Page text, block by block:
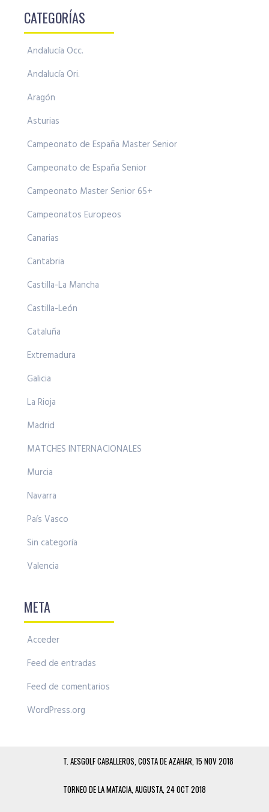
CATEGORÍAS
Andalucía Occ.
Andalucía Ori.
Aragón
Asturias
Campeonato de España Master Senior
Campeonato de España Senior
Campeonato Master Senior 65+
Campeonatos Europeos
Canarias
Cantabria
Castilla-La Mancha
Castilla-León
Cataluña
Extremadura
Galicia
La Rioja
Madrid
MATCHES INTERNACIONALES
Murcia
Navarra
País Vasco
Sin categoría
Valencia
META
Acceder
Feed de entradas
Feed de comentarios
WordPress.org
T. AESGOLF CABALLEROS, COSTA DE AZAHAR, 15 NOV 2018
TORNEO DE LA MATACIA, AUGUSTA, 24 OCT 2018